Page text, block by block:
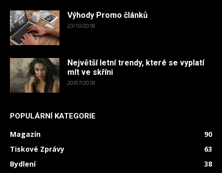
Výhody Promo článků
23/10/2018
Největší letní trendy, které se vyplatí
mít ve skříni
20/07/2018
POPULÁRNÍ KATEGORIE
Magazín
90
Tiskové Zprávy
63
Bydlení
38